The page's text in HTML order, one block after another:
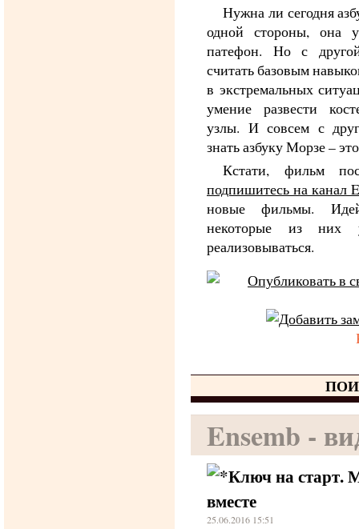
Нужна ли сегодня
одной стороны, она
патефон. Но с
считать базовым
в экстремальных
умение развести
узлы. И совсем с
знать азбуку Морзе –
Кстати, фильм
подпишитесь на канал
новые фильмы.
некоторые из них
реализовываться.
Ensemb -
Ключ на старт.
вместе
25.06.2016 15:51